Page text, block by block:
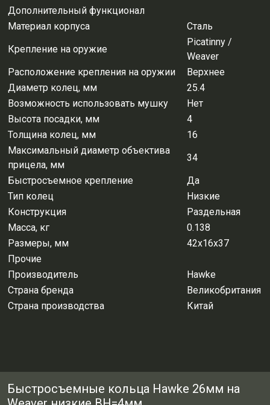
Дополнительный функционал
Материал корпуса
Сталь
Крепление на оружие
Picatinny /
Weaver
Расположение крепления на оружии
Верхнее
Диаметр колец, мм
25.4
Возможность использовать мушку
Нет
Высота посадки, мм
4
Толщина колец, мм
16
Максимальный диаметр объектива
прицела, мм
34
Быстросъемное крепление
Да
Тип колец
Низкие
Конструкция
Раздельная
Масса, кг
0.138
Размеры, мм
42х16х37
Прочие
Производитель
Hawke
Страна бренда
Великобритания
Страна производства
Китай
Быстросъемные кольца Hawke 26мм на